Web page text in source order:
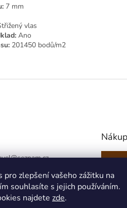
pro zlepšení vašeho zážitku na
souhlasíte s jejich používáním.
najdete zde.
7 mm
vlas
Ano
201450 bodů/m2
@seznam.cz
(Po-Pá 8-16)